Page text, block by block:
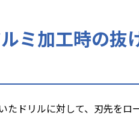
ミ加工時の抜
たドリルに対して、刃先をロ